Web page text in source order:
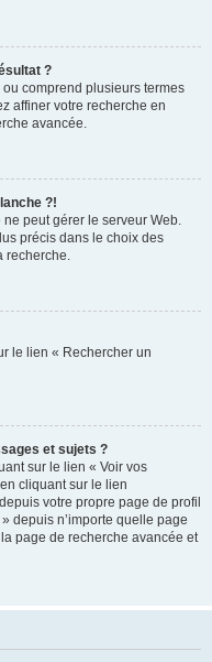
?
comprend plusieurs termes
affiner votre recherche en
avancée.
?!
peut gérer le serveur Web.
précis dans le choix des
recherche.
le lien « Rechercher un
et sujets ?
sur le lien « Voir vos
cliquant sur le lien
votre propre page de profil
depuis n’importe quelle page
page de recherche avancée et